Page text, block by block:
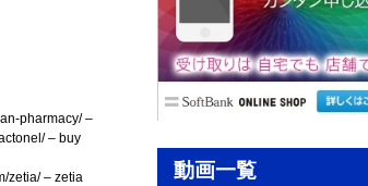
pharmacy/ –
– buy
zetia/ – zetia
動画一覧